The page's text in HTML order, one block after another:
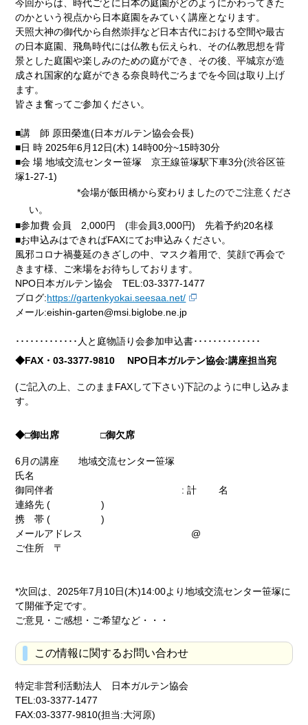
今回からは、時代ごとに日本の庭園がどのようにかわってきた
のかという視点から日本庭園をみていく講座となります。
天照大神の御代から自然崇拝など日本古代における空間や最古
の日本庭園、飛鳥時代には仏教も伝えられ、その仏教思想を背
景とした庭園や楽しみのための庭ができ、その後、平城京が造
成され国家的な庭ができる奈良時代ごろまでを今回は取り上げ
ます。
皆さま奮ってご参加ください。
■講 師 原田榮進(日本ガルテン協会会長)
■日 時 2025年6月12日(木) 14時00分~15時30分
■会 場 地域交流センター笹塚 京王線笹塚駅下車3分(渋谷区笹
塚1-27-1)
*会場が飯田橋から変わりましたのでご注意くださ
い。
■参加費 会員 2,000円 (非会員3,000円) 先着予約20名様
■お申込みはできればFAXにてお申込みください。
風邪コロナ禍蔓延のきざしの中、マスク着用で、笑顔で再会で
きます様、ご来場をお待ちしております。
NPO日本ガルテン協会 TEL:03-3377-1477
ブログ:https://gartenkyokai.seesaa.net/
メール:eishin-garten@msi.biglobe.ne.jp
･････････････人と庭物語り会参加申込書･･････････････
◆FAX・03-3377-9810 NPO日本ガルテン協会:講座担当宛
(ご記入の上、このままFAXして下さい)下記のように申し込みま
す。
◆□御出席 □御欠席
6月の講座 地域交流センター笹塚
氏名
御同伴者 : 計 名
連絡先 ( )
携 帯 ( )
メールアドレス @
ご住所 〒
*次回は、2025年7月10日(木)14:00より地域交流センター笹塚に
て開催予定です。
ご意見・ご感想・ご希望など・・・
この情報に関するお問い合わせ
特定非営利活動法人 日本ガルテン協会
TEL:03-3377-1477
FAX:03-3377-9810(担当:大河原)